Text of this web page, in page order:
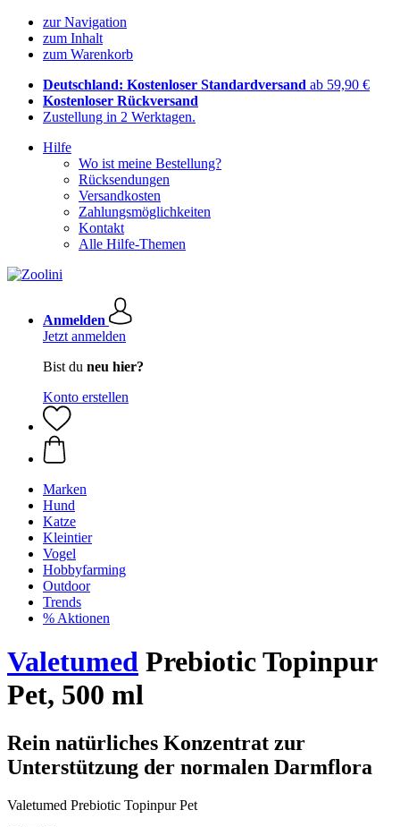
zur Navigation
zum Inhalt
zum Warenkorb
Deutschland: Kostenloser Standardversand ab 59,90 €
Kostenloser Rückversand
Zustellung in 2 Werktagen.
Hilfe
Wo ist meine Bestellung?
Rücksendungen
Versandkosten
Zahlungsmöglichkeiten
Kontakt
Alle Hilfe-Themen
Anmelden
Jetzt anmelden
Bist du neu hier?
Konto erstellen
Marken
Hund
Katze
Kleintier
Vogel
Hobbyfarming
Outdoor
Trends
% Aktionen
Valetumed Prebiotic Topinpur
Pet, 500 ml
Rein natürliches Konzentrat zur
Unterstützung der normalen Darmflora
Valetumed Prebiotic Topinpur Pet